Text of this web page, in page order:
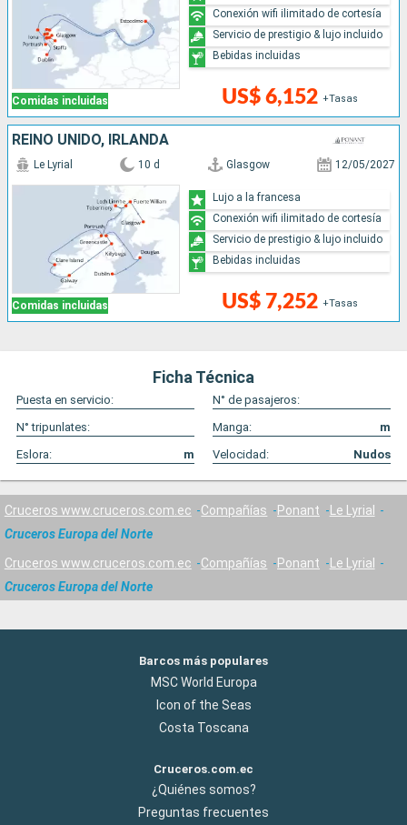
Comidas incluidas US$ 6,152 +Tasas
Conexión wifi ilimitado de cortesía
Servicio de prestigio & lujo incluido
Bebidas incluidas
REINO UNIDO, IRLANDA
Comidas incluidas
Le Lyrial 10 d Glasgow 12/05/2027
US$ 7,252 +Tasas
Lujo a la francesa
Conexión wifi ilimitado de cortesía
Servicio de prestigio & lujo incluido
Bebidas incluidas
Ficha Técnica
Puesta en servicio:
N° de pasajeros:
N° tripunlates:
Manga:
m
Eslora:
m Velocidad: Nudos
Cruceros www.cruceros.com.ec Compañías Ponant
Le Lyrial
Cruceros Europa del Norte
Cruceros www.cruceros.com.ec Compañías Ponant
Le Lyrial
Cruceros Europa del Norte
Barcos más populares
MSC World Europa
Icon of the Seas
Costa Toscana
Cruceros.com.ec
¿Quiénes somos?
Preguntas frecuentes